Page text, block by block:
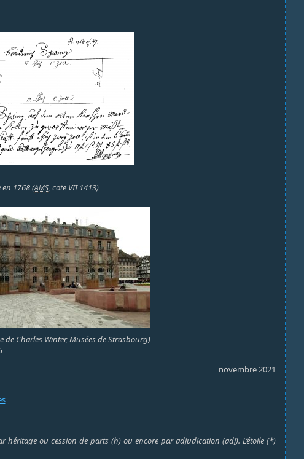
1768 (AMS, cote VII 1413)
Charles Winter, Musées de Strasbourg)
novembre 2021
ou cession de parts (h) ou encore par adjudication (adj). L’étoile (*)